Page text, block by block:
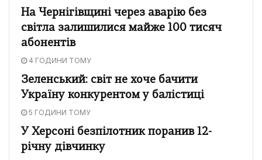
На Чернігівщині через аварію без
світла залишилися майже 100 тисяч
абонентів
4 ГОДИНИ ТОМУ
Зеленський: світ не хоче бачити
Україну конкурентом у балістиці
5 ГОДИНИ ТОМУ
У Херсоні безпілотник поранив 12-
річну дівчинку